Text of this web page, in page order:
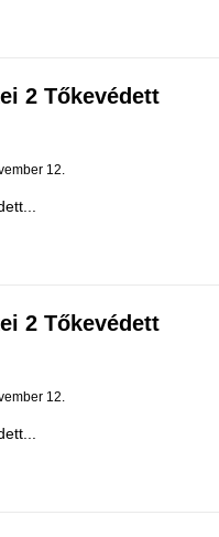
2 Tőkevédett
12.
2 Tőkevédett
12.